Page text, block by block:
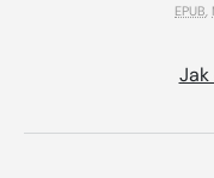
EPUB,